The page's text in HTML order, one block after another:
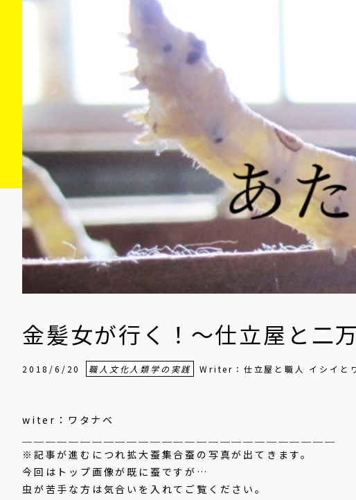
金髪女が行く！〜仕立屋と二
2018/6/20 職人文化人類学の実践 Writer：仕立屋と職人 イシイと
witer：ワタナベ
※記事が進むにつれ拡大蚕集合蚕の写真が出てきます。
今回はトップ画像が既に蚕ですが…
虫が苦手な方は気合いを入れてご覧ください。